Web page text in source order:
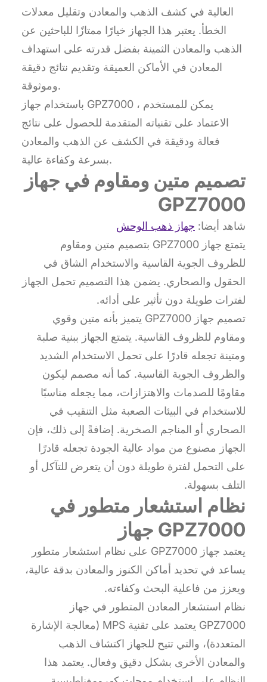
العالية في كشف الذهب والمعادن وتقليل معدلات
الخطأ. يعتبر هذا الجهاز خيارًا ممتازًا للباحثين عن
الذهب والمعادن الثمينة بفضل قدرته على استهداف
المعادن في الأماكن العميقة وتقديم نتائج دقيقة
وموثوقة.
باستخدام جهاز GPZ7000 ، يمكن للمستخدم
الاعتماد على تقنياته المتقدمة للحصول على نتائج
فعالة ودقيقة في الكشف عن الذهب والمعادن
بسرعة وكفاءة عالية.
تصميم متين ومقاوم في جهاز
GPZ7000
شاهد أيضا: جهاز ذهب الوحش
يتمتع جهاز GPZ7000 بتصميم متين ومقاوم
للظروف الجوية القاسية والاستخدام الشاق في
الحقول والصحاري. يضمن هذا التصميم تحمل الجهاز
لفترات طويلة دون تأثير على أدائه.
تصميم جهاز GPZ7000 يتميز بأنه متين وقوي
ومقاوم للظروف القاسية. يتمتع الجهاز ببنية صلبة
ومتينة تجعله قادرًا على تحمل الاستخدام الشديد
والظروف الجوية القاسية. كما أنه مصمم ليكون
مقاومًا للصدمات والاهتزازات، مما يجعله مناسبًا
للاستخدام في البيئات الصعبة مثل التنقيب في
الصحاري أو المناجم الصخرية. إضافةً إلى ذلك، فإن
الجهاز مصنوع من مواد عالية الجودة تجعله قادرًا
على التحمل لفترة طويلة دون أن يتعرض للتآكل أو
التلف بسهولة.
نظام استشعار متطور في
جهاز GPZ7000
يعتمد جهاز GPZ7000 على نظام استشعار متطور
يساعد في تحديد أماكن الكنوز والمعادن بدقة عالية،
ويعزز من فاعلية البحث وكفاءته.
نظام استشعار المعادن المتطور في جهاز
GPZ7000 يعتمد على تقنية MPS (معالجة الإشارة
المتعددة)، والتي تتيح للجهاز اكتشاف الذهب
والمعادن الأخرى بشكل دقيق وفعال. يعتمد هذا